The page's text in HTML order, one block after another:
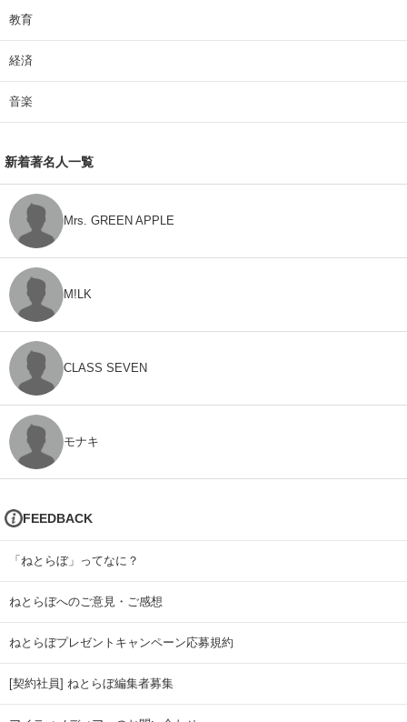
教育
経済
音楽
新着著名人一覧
Mrs. GREEN APPLE
M!LK
CLASS SEVEN
モナキ
FEEDBACK
「ねとらぼ」ってなに？
ねとらぼへのご意見・ご感想
ねとらぼプレゼントキャンペーン応募規約
[契約社員] ねとらぼ編集者募集